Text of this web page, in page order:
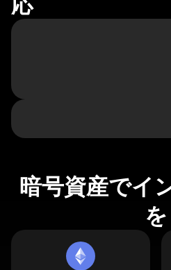
暗号資産でイ
を